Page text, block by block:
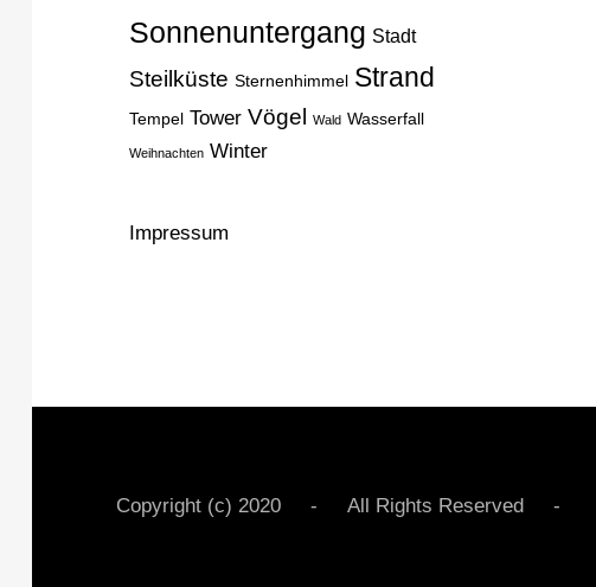
Sonnenuntergang Stadt
Steilküste Sternenhimmel Strand
Tempel Tower Vögel Wald Wasserfall
Weihnachten Winter
Impressum
Copyright (c) 2020 - All Rights Reserved -